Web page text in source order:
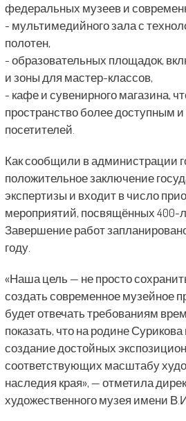
федеральных музеев и
- мультимедийного зала с
полотен,
- образовательных площадок,
и зоны для мастер-классов,
- кафе и сувенирного магазина,
пространство более доступным
посетителей.
Как сообщили в администрации
положительное заключение
экспертизы и входит в число
мероприятий, посвящённых 400-
Завершение работ
году.
«Наша цель — не просто
создать современное музейное
будет отвечать требованиям
показать, что на родине
создание достойных
соответствующих масштабу
наследия края», — отметила
художественного музея имени